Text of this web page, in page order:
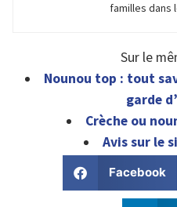
familles dans
Sur le
Nounou top : tout
garde
Crèche ou
Avis sur le
Facebook